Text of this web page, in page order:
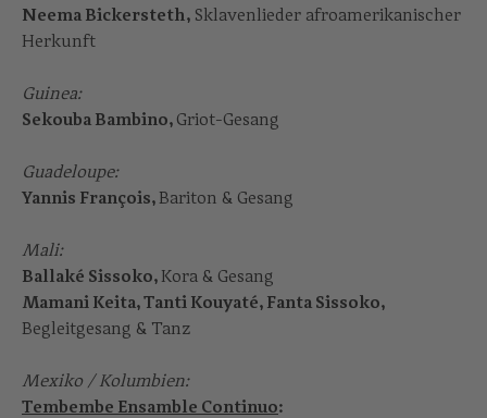
Neema Bickersteth, Sklavenlieder afroamerikanischer
Herkunft
Guinea:
Sekouba Bambino, Griot-Gesang
Guadeloupe:
Yannis François, Bariton & Gesang
Mali:
Ballaké Sissoko, Kora & Gesang
Mamani Keita, Tanti Kouyaté, Fanta Sissoko,
Begleitgesang & Tanz
Mexiko / Kolumbien:
Tembembe Ensamble Continuo: